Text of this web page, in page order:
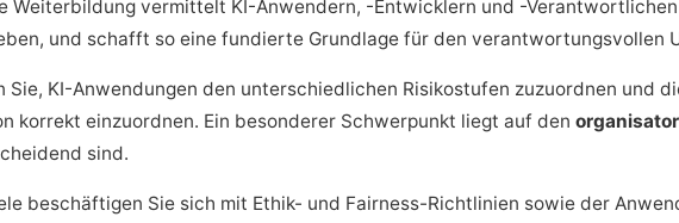
Weiterbildung vermittelt KI-Anwendern, -Entwicklern und -
und schafft so eine fundierte Grundlage für den verantwortungsvollen
Sie, KI-Anwendungen den unterschiedlichen Risikostufen zuzuordnen und
korrekt einzuordnen. Ein besonderer Schwerpunkt liegt auf den
sind.
beschäftigen Sie sich mit Ethik- und Fairness-Richtlinien sowie der